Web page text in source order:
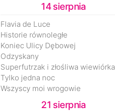
14 sierpnia
Flavia de Luce
Historie równoległe
Koniec Ulicy Dębowej
Odzyskany
Superfutrzak i złośliwa wiewiórka
Tylko jedna noc
Wszyscy moi wrogowie
21 sierpnia